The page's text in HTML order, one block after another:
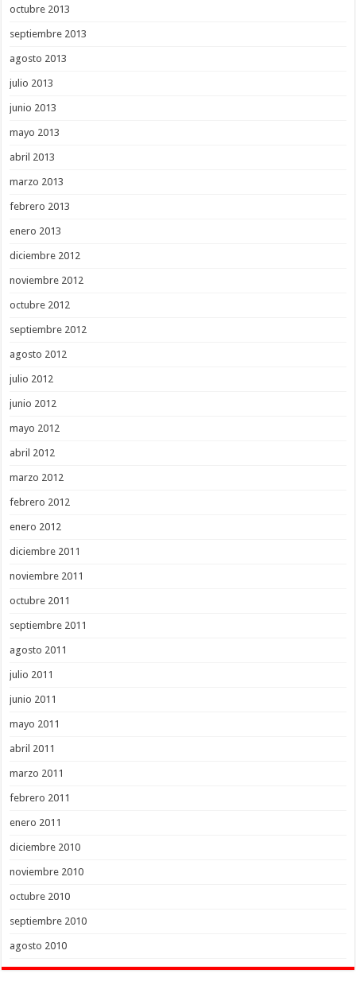
octubre 2013
septiembre 2013
agosto 2013
julio 2013
junio 2013
mayo 2013
abril 2013
marzo 2013
febrero 2013
enero 2013
diciembre 2012
noviembre 2012
octubre 2012
septiembre 2012
agosto 2012
julio 2012
junio 2012
mayo 2012
abril 2012
marzo 2012
febrero 2012
enero 2012
diciembre 2011
noviembre 2011
octubre 2011
septiembre 2011
agosto 2011
julio 2011
junio 2011
mayo 2011
abril 2011
marzo 2011
febrero 2011
enero 2011
diciembre 2010
noviembre 2010
octubre 2010
septiembre 2010
agosto 2010